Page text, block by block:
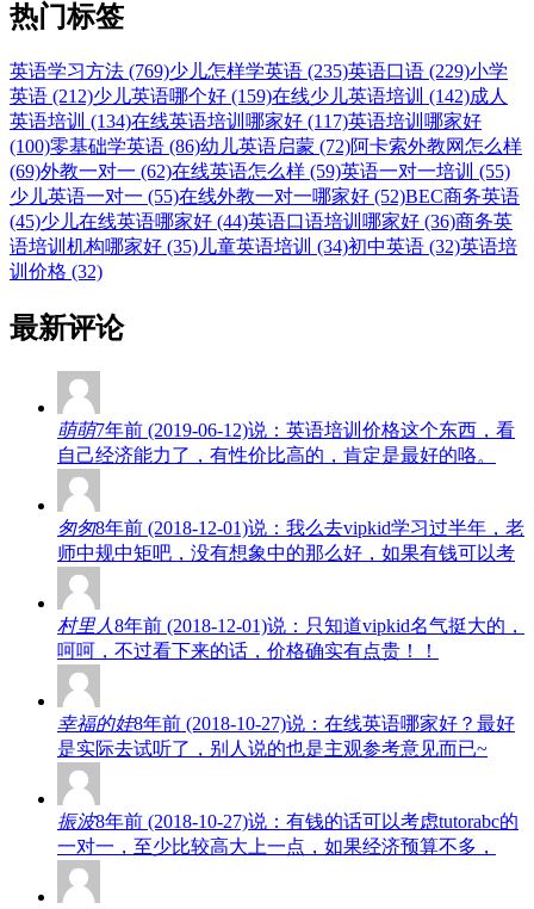
热门标签
英语学习方法 (769)少儿怎样学英语 (235)英语口语 (229)小学
英语 (212)少儿英语哪个好 (159)在线少儿英语培训 (142)成人
英语培训 (134)在线英语培训哪家好 (117)英语培训哪家好
(100)零基础学英语 (86)幼儿英语启蒙 (72)阿卡索外教网怎么样
(69)外教一对一 (62)在线英语怎么样 (59)英语一对一培训 (55)
少儿英语一对一 (55)在线外教一对一哪家好 (52)BEC商务英语
(45)少儿在线英语哪家好 (44)英语口语培训哪家好 (36)商务英
语培训机构哪家好 (35) 儿童英语培训 (34)初中英语 (32)英语培
训价格 (32)
最新评论
萌萌7年前 (2019-06-12)说：英语培训价格这个东西，看
自己经济能力了，有性价比高的，肯定是最好的咯。
匆匆8年前 (2018-12-01)说：我么去vipkid学习过半年，老
师中规中矩吧，没有想象中的那么好，如果有钱可以考
村里人8年前 (2018-12-01)说：只知道vipkid名气挺大的，
呵呵，不过看下来的话，价格确实有点贵！！
幸福的娃8年前 (2018-10-27)说：在线英语哪家好？最好
是实际去试听了，别人说的也是主观参考意见而已~
振波8年前 (2018-10-27)说：有钱的话可以考虑tutorabc的
一对一，至少比较高大上一点，如果经济预算不多，